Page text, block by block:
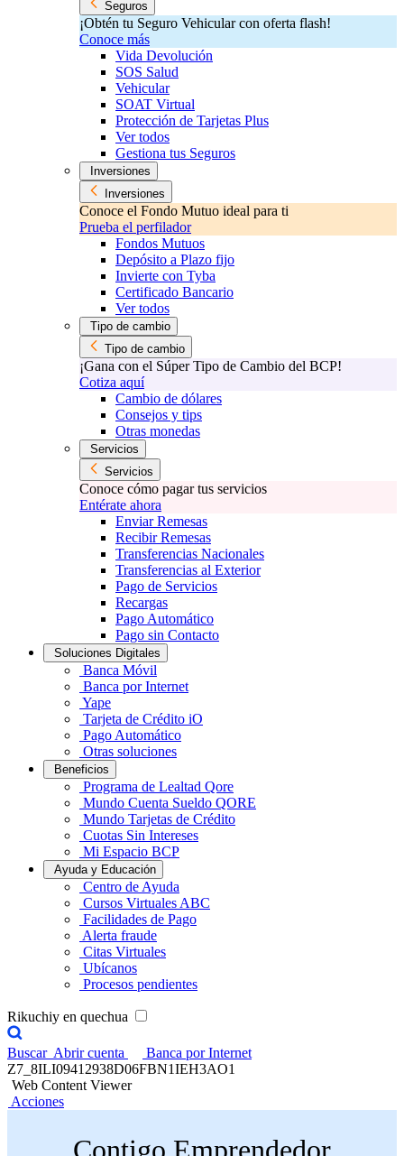
Seguros
¡Obtén tu Seguro Vehicular con oferta flash!
Conoce más
Vida Devolución
SOS Salud
Vehicular
SOAT Virtual
Protección de Tarjetas Plus
Ver todos
Gestiona tus Seguros
Inversiones
Inversiones
Conoce el Fondo Mutuo ideal para ti
Prueba el perfilador
Fondos Mutuos
Depósito a Plazo fijo
Invierte con Tyba
Certificado Bancario
Ver todos
Tipo de cambio
Tipo de cambio
¡Gana con el Súper Tipo de Cambio del BCP!
Cotiza aquí
Cambio de dólares
Consejos y tips
Otras monedas
Servicios
Servicios
Conoce cómo pagar tus servicios
Entérate ahora
Enviar Remesas
Recibir Remesas
Transferencias Nacionales
Transferencias al Exterior
Pago de Servicios
Recargas
Pago Automático
Pago sin Contacto
Soluciones Digitales
Banca Móvil
Banca por Internet
Yape
Tarjeta de Crédito iO
Pago Automático
Otras soluciones
Beneficios
Programa de Lealtad Qore
Mundo Cuenta Sueldo QORE
Mundo Tarjetas de Crédito
Cuotas Sin Intereses
Mi Espacio BCP
Ayuda y Educación
Centro de Ayuda
Cursos Virtuales ABC
Facilidades de Pago
Alerta fraude
Citas Virtuales
Ubícanos
Procesos pendientes
Rikuchiy en quechua
Buscar Abrir cuenta
Banca por Internet
Z7_8ILI09412938D06FBN1IEH3AO1
Web Content Viewer
Acciones